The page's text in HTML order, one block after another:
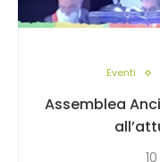
Eventi
Assemblea